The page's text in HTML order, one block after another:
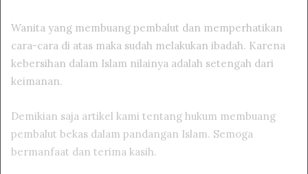
Wanita yang membuang pembalut dan memperhatikan
cara-cara di atas maka sudah melakukan ibadah. Karena
kebersihan dalam Islam nilainya adalah setengah dari
keimanan.
Demikian saja artikel kami tentang hukum membuang
pembalut bekas dalam pandangan Islam. Semoga
bermanfaat dan terima kasih.